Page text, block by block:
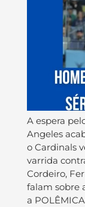
A espera
Angeles
o Cardinals
varrida
Cordeiro,
falam sobre
a